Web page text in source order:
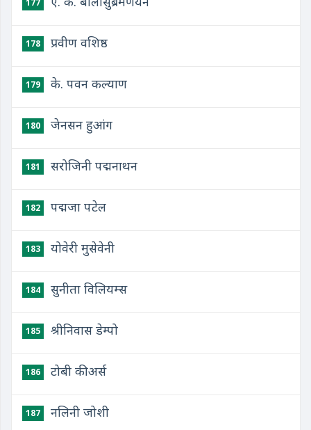
177
178 प्रवीण वशिष्ठ
179 के. पवन कल्याण
180 जेनसन हुआंग
181 सरोजिनी पद्मनाथन
182 पद्मजा पटेल
183 योवेरी मुसेवेनी
184 सुनीता विलियम्स
185 श्रीनिवास डेम्पो
186 टोबी कीअर्स
187 नलिनी जोशी